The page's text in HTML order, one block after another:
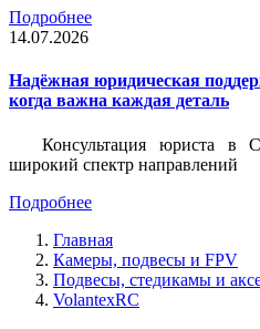
Подробнее
14.07.2026
Надёжная юридическая
когда важна каждая деталь
Консультация юриста в
широкий спектр направлений
Подробнее
Главная
Камеры, подвесы и FPV
Подвесы, стедикамы и
VolantexRC